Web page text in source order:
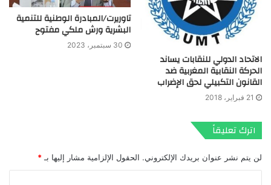
الاتحاد الدولي للنقابات يساند
الحركة النقابية المغربية ضد
القانون التكبيلي لحق الإضراب
21 فبراير، 2018
تاوريرت/المبادرة الوطنية للتنمية
البشرية ورش ملكي مفتوح
30 سبتمبر، 2023
اترك تعليقاً
لن يتم نشر عنوان بريدك الإلكتروني. الحقول الإلزامية مشار إليها بـ *